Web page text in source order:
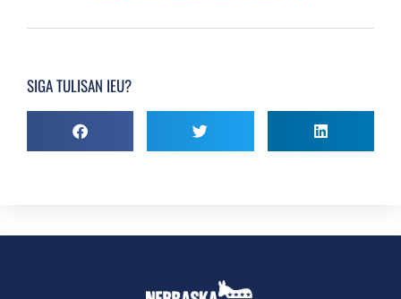
SIGA TULISAN IEU?